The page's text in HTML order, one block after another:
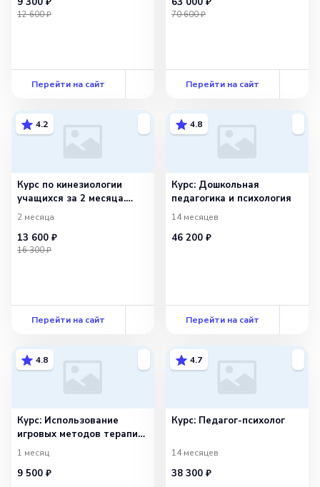
12 600 ₽
Перейти на сайт
70 600 ₽
Перейти на сайт
4.2
Курс по кинезиологии
учащихся за 2 месяца.
ФГОС
2 месяца
13 600 ₽
16 300 ₽
Перейти на сайт
4.8
Курс: Дошкольная
педагогика и психология
14 месяцев
46 200 ₽
Перейти на сайт
4.8
Курс: Использование
игровых методов терапии
в практической
деятельности педагога-
психолога
1 месяц
9 500 ₽
4.7
Курс: Педагог-психолог
14 месяцев
38 300 ₽